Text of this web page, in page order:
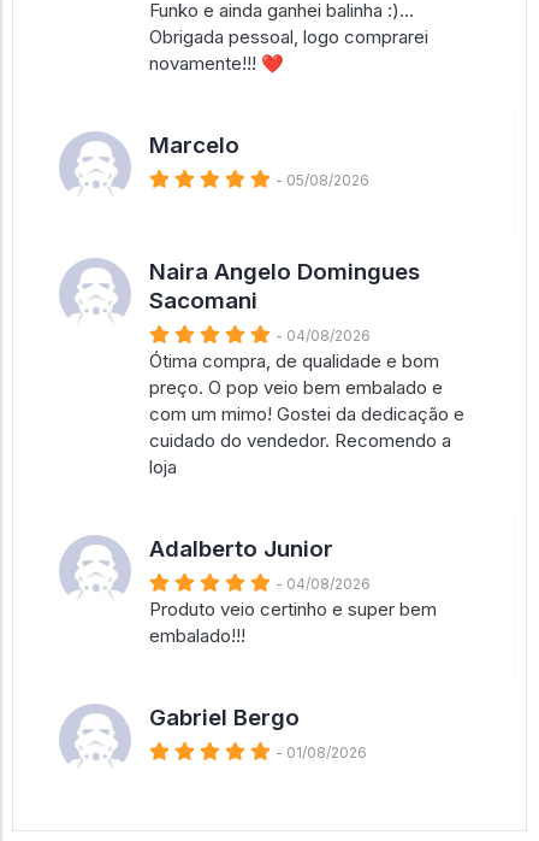
Funko e ainda ganhei balinha :)…
Obrigada pessoal, logo comprarei
novamente!!! ❤️
Marcelo
- 05/08/2026
Naira Angelo Domingues
Sacomani
- 04/08/2026
Ótima compra, de qualidade e bom
preço. O pop veio bem embalado e
com um mimo! Gostei da dedicação e
cuidado do vendedor. Recomendo a
loja
Adalberto Junior
- 04/08/2026
Produto veio certinho e super bem
embalado!!!
Gabriel Bergo
- 01/08/2026